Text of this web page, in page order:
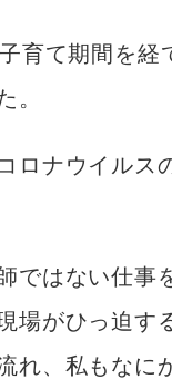
育て期間を経
。
ロナウイルス
ではない仕事
場がひっ迫す
れ、私もなに